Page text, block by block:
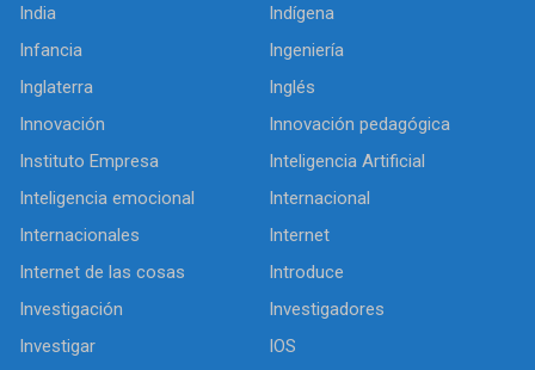
India
Indígena
Infancia
Ingeniería
Inglaterra
Inglés
Innovación
Innovación pedagógica
Instituto Empresa
Inteligencia Artificial
Inteligencia emocional
Internacional
Internacionales
Internet
Internet de las cosas
Introduce
Investigación
Investigadores
Investigar
IOS